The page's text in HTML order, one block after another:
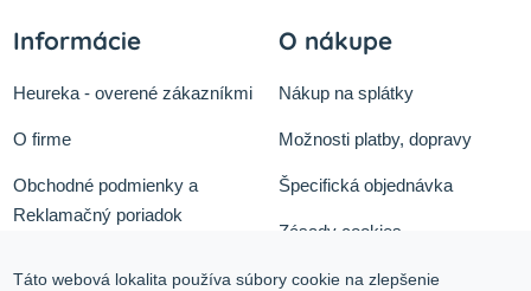
Informácie
Heureka - overené zákazníkmi
O firme
Obchodné podmienky a
Reklamačný poriadok
O nákupe
Nákup na splátky
Možnosti platby, dopravy
Špecifická objednávka
Zásady cookies
Ochrana osobných údajov
Táto webová lokalita používa súbory cookie na zlepšenie